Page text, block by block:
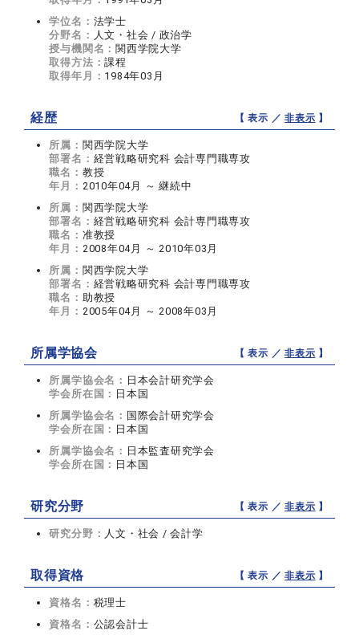
学位名： 法学士
分野名： 人文・社会 / 政治学
授与機関名： 関西学院大学
取得方法：課程
取得年月： 1984年03月
経歴 【 表示 ／非表示 】
所属： 関西学院大学
部署名： 経営戦略研究科 会計専門職専攻
職名： 教授
年月： 2010年04月 ～ 継続中
所属： 関西学院大学
部署名： 経営戦略研究科 会計専門職専攻
職名： 准教授
年月： 2008年04月 ～ 2010年03月
所属： 関西学院大学
部署名： 経営戦略研究科 会計専門職専攻
職名： 助教授
年月： 2005年04月 ～ 2008年03月
所属学協会 【 表示 ／非表示 】
所属学協会名： 日本会計研究学会
学会所在国： 日本国
所属学協会名： 国際会計研究学会
学会所在国： 日本国
所属学協会名： 日本監査研究学会
学会所在国： 日本国
研究分野 【 表示 ／非表示 】
研究分野： 人文・社会 / 会計学
取得資格 【 表示 ／非表示 】
資格名： 税理士
資格名： 公認会計士